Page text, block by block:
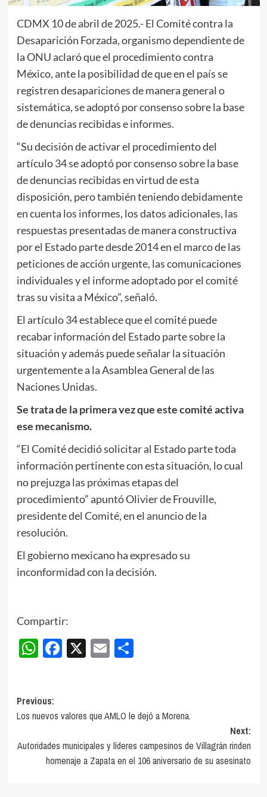
CDMX 10 de abril de 2025.- El Comité contra la
Desaparición Forzada, organismo dependiente de
la ONU aclaró que el procedimiento contra
México, ante la posibilidad de que en el país se
registren desapariciones de manera general o
sistemática, se adoptó por consenso sobre la base
de denuncias recibidas e informes.
“Su decisión de activar el procedimiento del
artículo 34 se adoptó por consenso sobre la base
de denuncias recibidas en virtud de esta
disposición, pero también teniendo debidamente
en cuenta los informes, los datos adicionales, las
respuestas presentadas de manera constructiva
por el Estado parte desde 2014 en el marco de las
peticiones de acción urgente, las comunicaciones
individuales y el informe adoptado por el comité
tras su visita a México”, señaló.
El artículo 34 establece que el comité puede
recabar información del Estado parte sobre la
situación y además puede señalar la situación
urgentemente a la Asamblea General de las
Naciones Unidas.
Se trata de la primera vez que este comité activa
ese mecanismo.
“El Comité decidió solicitar al Estado parte toda
información pertinente con esta situación, lo cual
no prejuzga las próximas etapas del
procedimiento” apuntó Olivier de Frouville,
presidente del Comité, en el anuncio de la
resolución.
El gobierno mexicano ha expresado su
inconformidad con la decisión.
Compartir:
WhatsApp
Facebook
X EmailCompartir
Post
navigation
Previous:
Los nuevos valores que AMLO le dejó a Morena.
Next:
Autoridades municipales y líderes campesinos de Villagrán rinden
homenaje a Zapata en el 106 aniversario de su asesinato